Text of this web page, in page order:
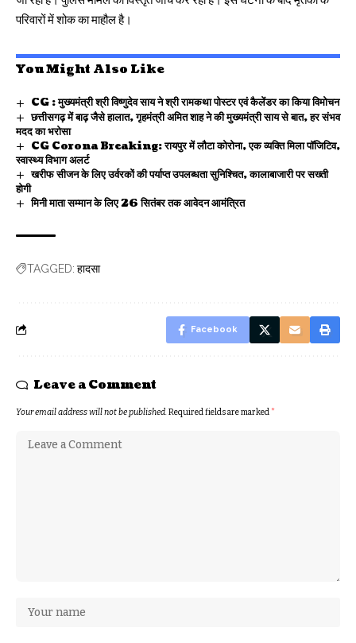
परिवारों में शोक का माहौल है।
You Might Also Like
CG : मुख्यमंत्री श्री विष्णुदेव साय ने श्री रामकथा पोस्टर एवं कैलेंडर का किया विमोचन
छत्तीसगढ़ में बाढ़ जैसे हालात, गृहमंत्री अमित शाह ने की मुख्यमंत्री साय से बात, हर संभव
मदद का भरोसा
CG Corona Breaking: रायपुर में लौटा कोरोना, एक व्यक्ति मिला पॉजिटिव,
स्वास्थ्य विभाग अलर्ट
खरीफ सीजन के लिए उर्वरकों की पर्याप्त उपलब्धता सुनिश्चित, कालाबाजारी पर सख्ती
होगी
मिनी माता सम्मान के लिए 26 सितंबर तक आवेदन आमंत्रित
TAGGED: हादसा
Facebook
Leave a Comment
Your email address will not be published.Required fields are marked*